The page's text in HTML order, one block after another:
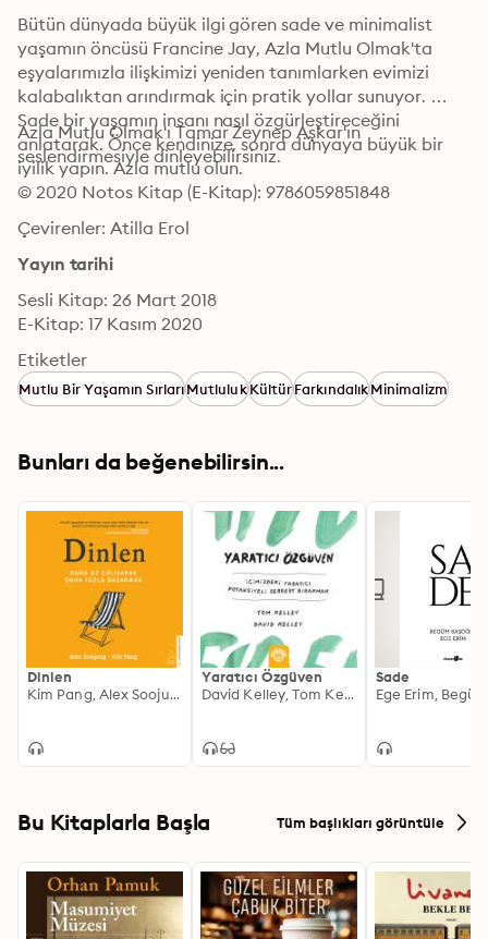
Bütün dünyada büyük ilgi gören sade ve minimalist
yaşamın öncüsü Francine Jay, Azla Mutlu Olmak'ta
eşyalarımızla ilişkimizi yeniden tanımlarken evimizi
kalabalıktan arındırmak için pratik yollar sunuyor.
Sade bir yaşamın insanı nasıl özgürleştireceğini
anlatarak. Önce kendinize, sonra dünyaya büyük bir
iyilik yapın. Azla mutlu olun.
Azla Mutlu Olmak'ı Tamar Zeynep Aşkar'ın
seslendirmesiyle dinleyebilirsiniz.
© 2020 Notos Kitap (E-Kitap): 9786059851848
Çevirenler: Atilla Erol
Yayın tarihi
Sesli Kitap: 26 Mart 2018
E-Kitap: 17 Kasım 2020
Etiketler
Mutlu Bir Yaşamın SırlarıMutlulukKültürFarkındalıkMinimalizm
Bunları da beğenebilirsin...
Dinlen
Kim Pang, Alex Soojung
Yaratıcı Özgüven
David Kelley, Tom Kelley
Sade
Bu Kitaplarla Başla Tüm başlıkları görüntüle